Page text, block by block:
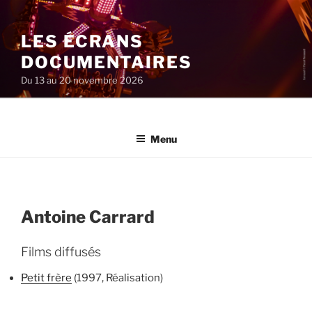
au
contenu
principal
LES ÉCRANS
DOCUMENTAIRES
Du 13 au 20 novembre 2026
Menu
Antoine Carrard
Films diffusés
Petit frère (1997, Réalisation)